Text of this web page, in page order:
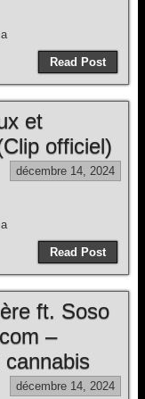
Read Post
et
officiel)
décembre 14, 2024
Read Post
ft. Soso
–
décembre 14, 2024